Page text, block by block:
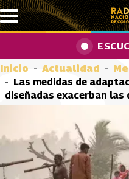
Pasar al contenido principal
Inicio Actualidad
Las medidas de
diseñadas exacerban las